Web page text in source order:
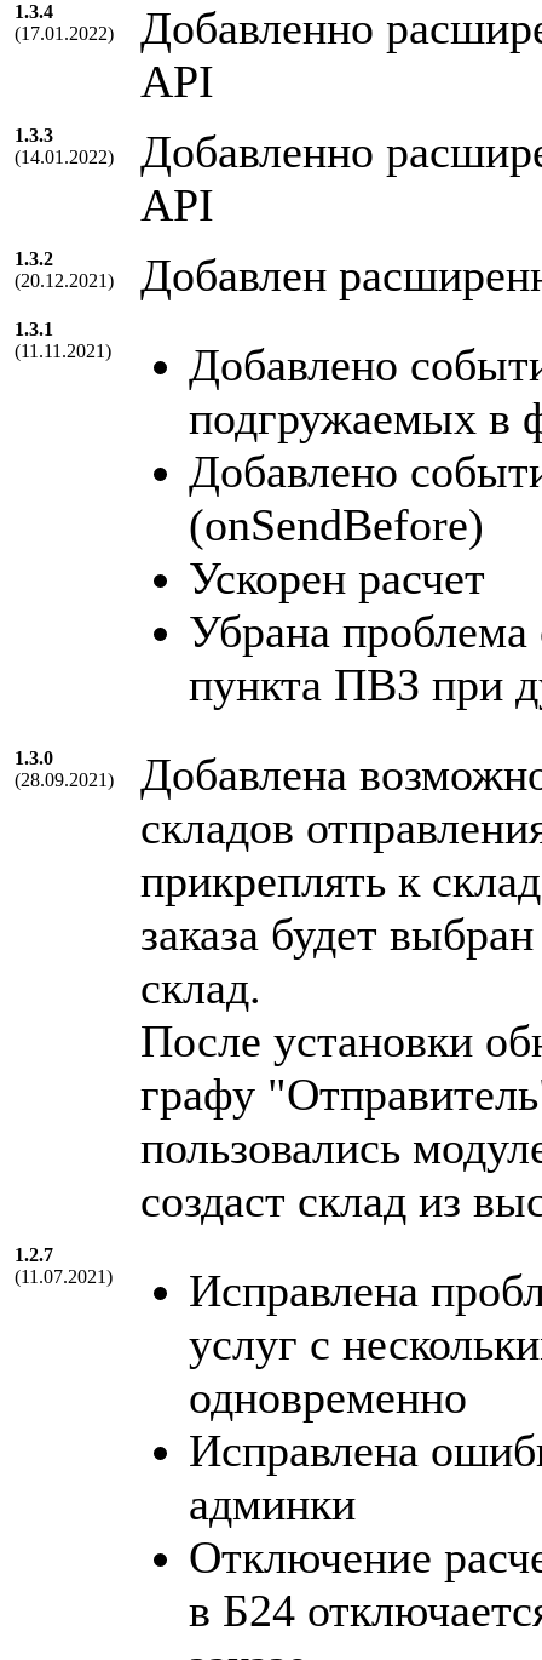
1.3.4
(17.01.2022)
Добавленно
API
1.3.3
(14.01.2022)
Добавленно
API
1.3.2
(20.12.2021)
Добавлен
1.3.1
(11.11.2021)
Добавлено
подгружаемых в
Добавлено
(onSendBefore)
Ускорен расчет
Убрана
пункта ПВЗ при
1.3.0
(28.09.2021)
Добавлена
складов
прикреплять к
заказа будет
склад.
После установки
графу
пользовались
создаст склад из
1.2.7
(11.07.2021)
Исправлена
услуг с
одновременно
Исправлена
админки
Отключение
в Б24